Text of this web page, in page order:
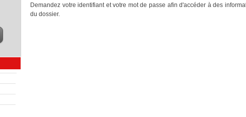
Demandez votre identifiant et votre mot de passe afin d'accéder à des
du dossier.